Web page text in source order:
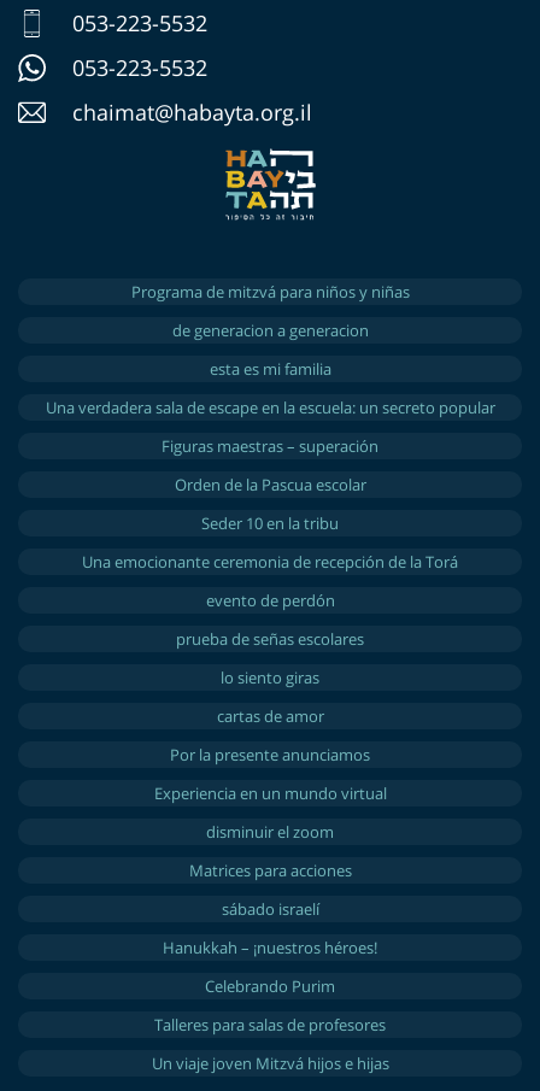
053-223-5532
053-223-5532
chaimat@habayta.org.il
Programa de mitzvá para niños y niñas
de generacion a generacion
esta es mi familia
Una verdadera sala de escape en la escuela: un secreto popular
Figuras maestras – superación
Orden de la Pascua escolar
Seder 10 en la tribu
Una emocionante ceremonia de recepción de la Torá
evento de perdón
prueba de señas escolares
lo siento giras
cartas de amor
Por la presente anunciamos
Experiencia en un mundo virtual
disminuir el zoom
Matrices para acciones
sábado israelí
Hanukkah – ¡nuestros héroes!
Celebrando Purim
Talleres para salas de profesores
Un viaje joven Mitzvá hijos e hijas